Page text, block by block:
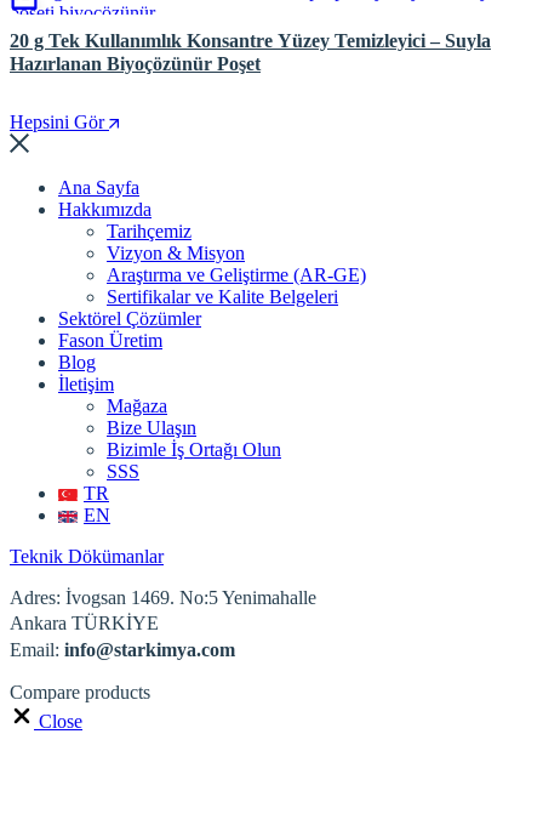
20 g Tek Kullanımlık Konsantre Yüzey Temizleyici – Suyla
Hazırlanan Biyoçözünür Poşet
Hepsini Gör
Ana Sayfa
Hakkımızda
Tarihçemiz
Vizyon & Misyon
Araştırma ve Geliştirme (AR-GE)
Sertifikalar ve Kalite Belgeleri
Sektörel Çözümler
Fason Üretim
Blog
İletişim
Mağaza
Bize Ulaşın
Bizimle İş Ortağı Olun
SSS
TR
EN
Teknik Dökümanlar
Adres: İvogsan 1469. No:5 Yenimahalle
Ankara TÜRKİYE
Email: info@starkimya.com
Compare products
Close